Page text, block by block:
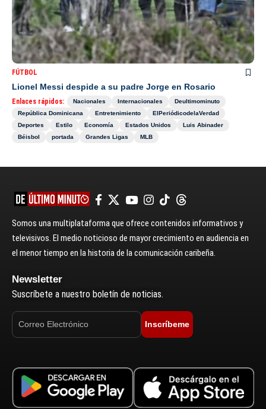
FÚTBOL
Lionel Messi despide a su padre Jorge en Rosario
Enlaces rápidos: Nacionales Internacionales
Deultimominuto
República Dominicana
Entretenimiento
ElPeriódicodelaVerdad
Deportes
Estilo Economía Estados Unidos
Luis Abinader
Béisbol
portada Grandes Ligas MLB
Somos una multiplataforma que ofrece contenidos informativos y
televisivos. El medio noticioso de mayor crecimiento en audiencia en
el menor tiempo en la historia de la comunicación caribeña.
Newsletter
Suscríbete a nuestro boletín de noticias.
Inscríbeme